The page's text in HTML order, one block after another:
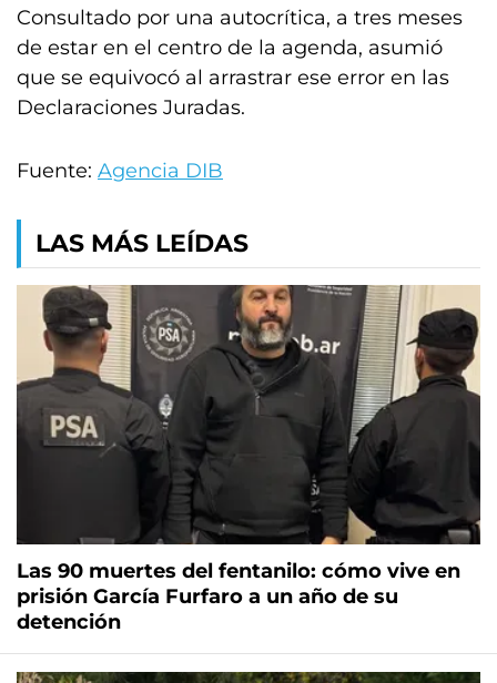
Consultado por una autocrítica, a tres meses
de estar en el centro de la agenda, asumió
que se equivocó al arrastrar ese error en las
Declaraciones Juradas.
Fuente: Agencia DIB
LAS MÁS LEÍDAS
Las 90 muertes del fentanilo: cómo vive en
prisión García Furfaro a un año de su
detención